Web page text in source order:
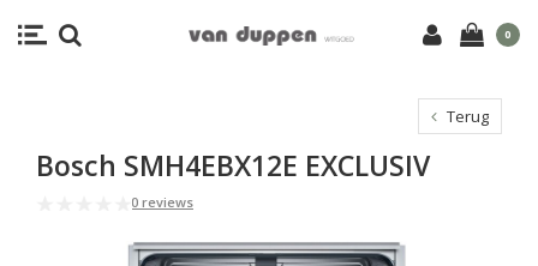
0
Terug
Bosch SMH4EBX12E EXCLUSIV
0 reviews